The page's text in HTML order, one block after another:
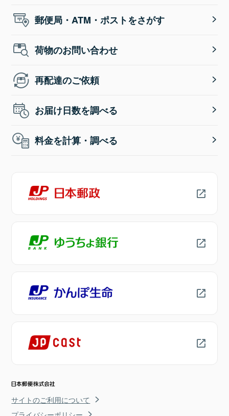
郵便局・ATM・ポストをさがす
荷物のお問い合わせ
再配達のご依頼
お届け日数を調べる
料金を計算・調べる
サイトのご利用について